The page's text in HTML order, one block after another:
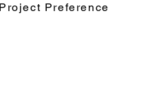
Project Preference